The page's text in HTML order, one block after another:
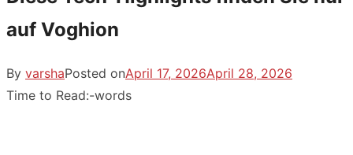
auf Voghion
By varshaPosted onApril 17, 2026April 28, 2026
Time to Read:-words